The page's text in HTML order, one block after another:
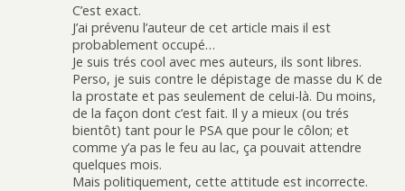
C’est exact.
J’ai prévenu l’auteur de cet article mais il est
probablement occupé…
Je suis trés cool avec mes auteurs, ils sont libres.
Perso, je suis contre le dépistage de masse du K de
la prostate et pas seulement de celui-là. Du moins,
de la façon dont c’est fait. Il y a mieux (ou trés
bientôt) tant pour le PSA que pour le côlon; et
comme y’a pas le feu au lac, ça pouvait attendre
quelques mois.
Mais politiquement, cette attitude est incorrecte.